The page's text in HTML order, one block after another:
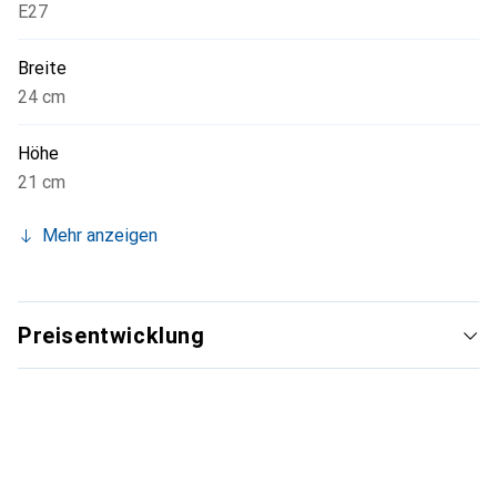
E27
Breite
24 cm
Höhe
21 cm
Mehr anzeigen
Preisentwicklung